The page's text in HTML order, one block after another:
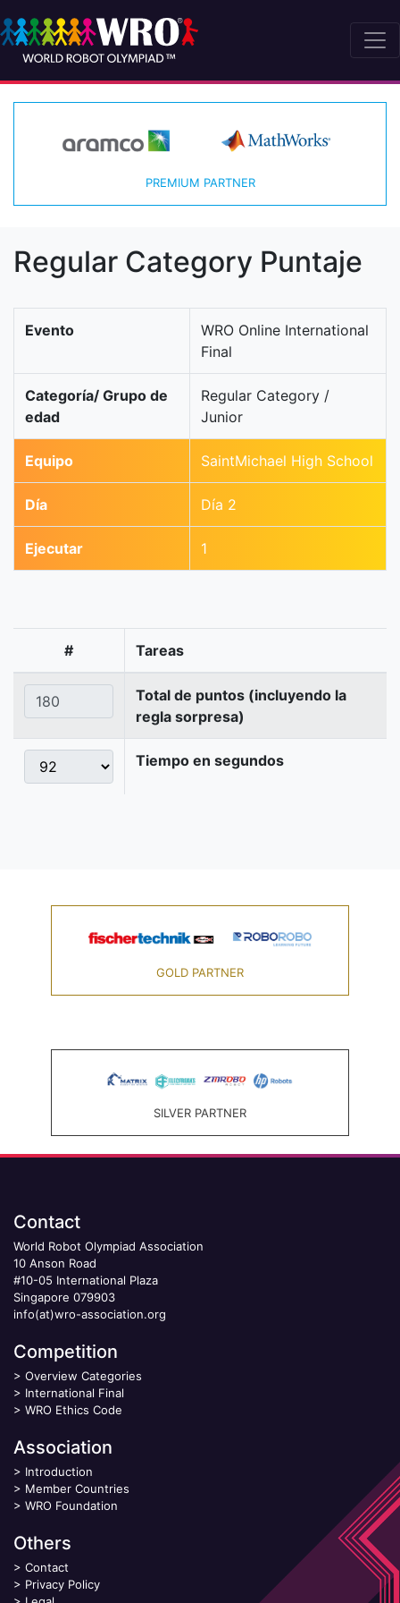
PREMIUM PARTNER
Regular Category Puntaje
Evento
WRO Online International
Final
Categoría/ Grupo de
edad
Regular Category /
Junior
Equipo SaintMichael High School
Día Día 2
Ejecutar 1
# Tareas
Total de puntos (incluyendo la
regla sorpresa)
Tiempo en segundos
GOLD PARTNER
SILVER PARTNER
Contact
World Robot Olympiad Association
10 Anson Road
#10-05 International Plaza
Singapore 079903
info(at)wro-association.org
Competition
> Overview Categories
> International Final
> WRO Ethics Code
Association
> Introduction
> Member Countries
> WRO Foundation
Others
> Contact
> Privacy Policy